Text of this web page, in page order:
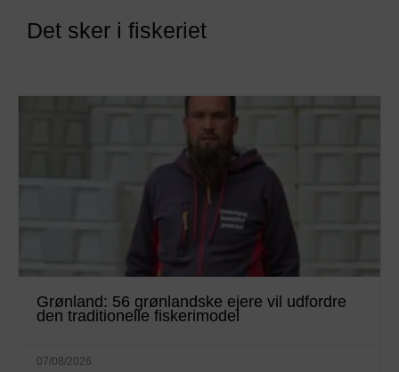
Det sker i fiskeriet
Grønland: 56 grønlandske ejere vil udfordre
den traditionelle fiskerimodel
07/08/2026